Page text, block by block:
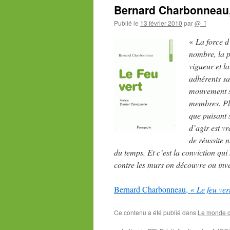
Bernard
Publié le 13 février 2010 par@_ï
« Laforce
nombre, la
vigueur et
adhérents
mouvement
membres.
que puisant
d’agir est
de réussite
du temps. Et c’est la conviction
contre les murs on découvre ou
Bernard Charbonneau, « Le feu
Ce contenu a été publié dans Le monde